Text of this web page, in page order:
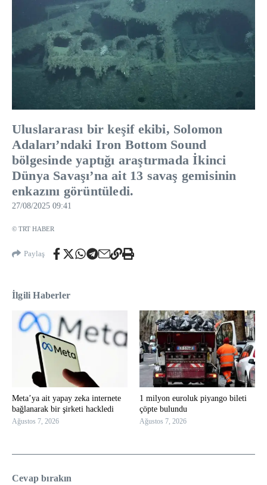
Uluslararası bir keşif ekibi, Solomon
Adaları’ndaki Iron Bottom Sound
bölgesinde yaptığı araştırmada İkinci
Dünya Savaşı’na ait 13 savaş gemisinin
enkazını görüntüledi.
27/08/2025 09:41
© TRT HABER
Paylaş
İlgili Haberler
Meta’ya ait yapay zeka internete
bağlanarak bir şirketi hackledi
Ağustos 7, 2026
1 milyon euroluk piyango bileti
çöpte bulundu
Ağustos 7, 2026
Cevap bırakın